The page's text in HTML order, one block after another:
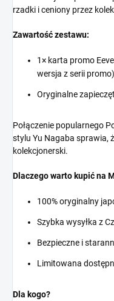
rzadki i ceniony przez
Zawartość zestawu:
1× karta promo
wersja z serii promo)
Oryginalne
Połączenie popularnego
stylu Yu Nagaba sprawia,
kolekcjonerski.
Dlaczego warto kupić na
100% oryginalny
Szybka wysyłka z
Bezpieczne i
Limitowana
Dla kogo?